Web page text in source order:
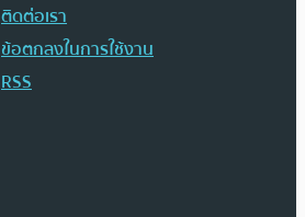
ติดต่อเรา
ข้อตกลงในการใช้งาน
RSS